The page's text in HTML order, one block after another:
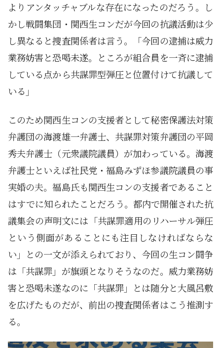
よりアンタッチャブルな存在になったのだろう。し
かし戦闘集団・関西生コンだが今回の抗議活動は少
し異なると捜査関係者は言う。「今回の逮捕は威力
業務妨害と恐喝未遂。ところが組合員を一斉に逮捕
している点から共謀罪型弾圧と位置付けて抗議して
いる」
このため関西生コンの支援者として秘密保護法対策
弁護団の海渡雄一弁護士、共謀罪対策弁護団の平岡
秀夫弁護士（元衆議院議員）が加わっている。海渡
弁護士といえば社民党・福島みずほ参議院議員の事
実婚の夫。福島氏も関西生コンの支援者であること
はすでに知られたことだろう。都内で開催された抗
議集会の声明文には「共謀罪適用のリハーサル弾圧
という側面があることにも注目しなければならな
い」との一文が添えられており、今回の生コン闘争
は「共謀罪」が旗頭となりそうなのだ。威力業務妨
害と恐喝未遂なのに「共謀罪」とは随分と大風呂敷
を広げたものだが、前出の捜査関係者はこう推測す
る。